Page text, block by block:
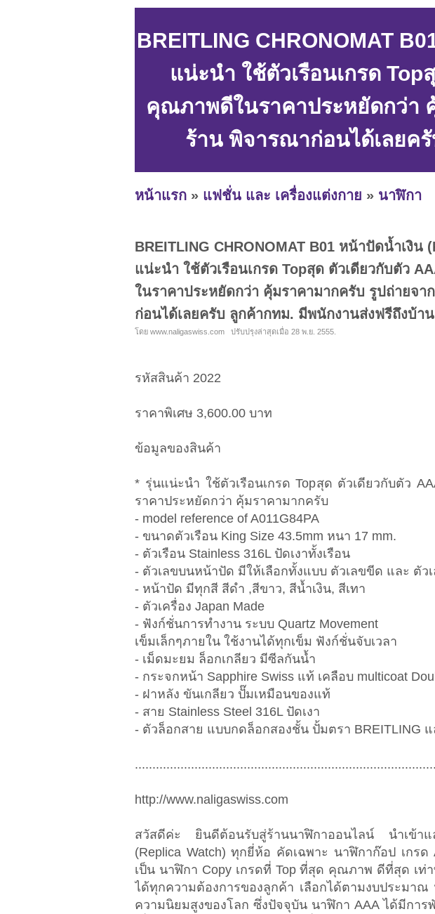
BREITLING CHRONOMAT
แน่ะนำ ใช้ตัวเรือนเกรด
คุณภาพดีในราคาประหยัดกว่า
ร้าน พิจารณาก่อนได้เลยค
หน้าแรก » แฟชั่น และ เครื่องแต่งกาย » นาฬิกา
BREITLING CHRONOMAT B01 หน้าปัดน้ำเงิน
แน่ะนำ ใช้ตัวเรือนเกรด Topสุด ตัวเดียวกับตัว
ในราคาประหยัดกว่า คุ้มราคามากครับ รูปถ่ายจ
ก่อนได้เลยครับ ลูกค้ากทม. มีพนักงานส่งฟรีถึงบ้าน
โดย www.naligaswiss.com ปรับปรุงล่าสุดเมื่อ 28 พ.ย. 2555.
รหัสสินค้า 2022
ราคาพิเศษ 3,600.00 บาท
ข้อมูลของสินค้า
* รุ่นแน่ะนำ ใช้ตัวเรือนเกรด Topสุด ตัวเดียวกับตัว
ราคาประหยัดกว่า คุ้มราคามากครับ
- model reference of A011G84PA
- ขนาดตัวเรือน King Size 43.5mm หนา 17 mm.
- ตัวเรือน Stainless 316L ปัดเงาทั้งเรือน
- ตัวเลขบนหน้าปัด มีให้เลือกทั้งแบบ ตัวเลขขีด และ ตัว
- หน้าปัด มีทุกสี สีดำ ,สีขาว, สีน้ำเงิน, สีเทา
- ตัวเครื่อง Japan Made
- ฟังก์ชั่นการทำงาน ระบบ Quartz Movement
เข็มเล็กๆภายใน ใช้งานได้ทุกเข็ม ฟังก์ชั่นจับเวลา
- เม็ดมะยม ล็อกเกลียว มีซีลกันน้ำ
- กระจกหน้า Sapphire Swiss แท้ เคลือบ multicoat
- ฝาหลัง ขันเกลียว ปั๊มเหมือนของแท้
- สาย Stainless Steel 316L ปัดเงา
- ตัวล็อกสาย แบบกดล็อกสองชั้น ปั้มตรา BREITLING
http://www.naligaswiss.com
สวัสดีค่ะ ยินดีต้อนรับสู่ร้านนาฬิกาออนไลน์ นำเข้า
(Replica Watch) ทุกยี่ห้อ คัดเฉพาะ นาฬิกาก๊อป เกร
เป็น นาฬิกา Copy เกรดที่ Top ที่สุด คุณภาพ ดีที่สุด เท่
ได้ทุกความต้องการของลูกค้า เลือกได้ตามงบประมา
ความนิยมสูงของโลก ซึ่งปัจจุบัน นาฬิกา AAA ได้มีกา